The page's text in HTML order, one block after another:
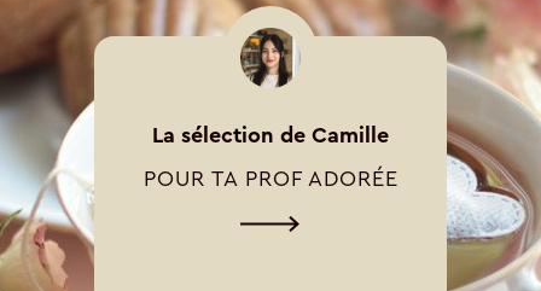
La sélection de Camille
POUR TA PROF ADORÉE